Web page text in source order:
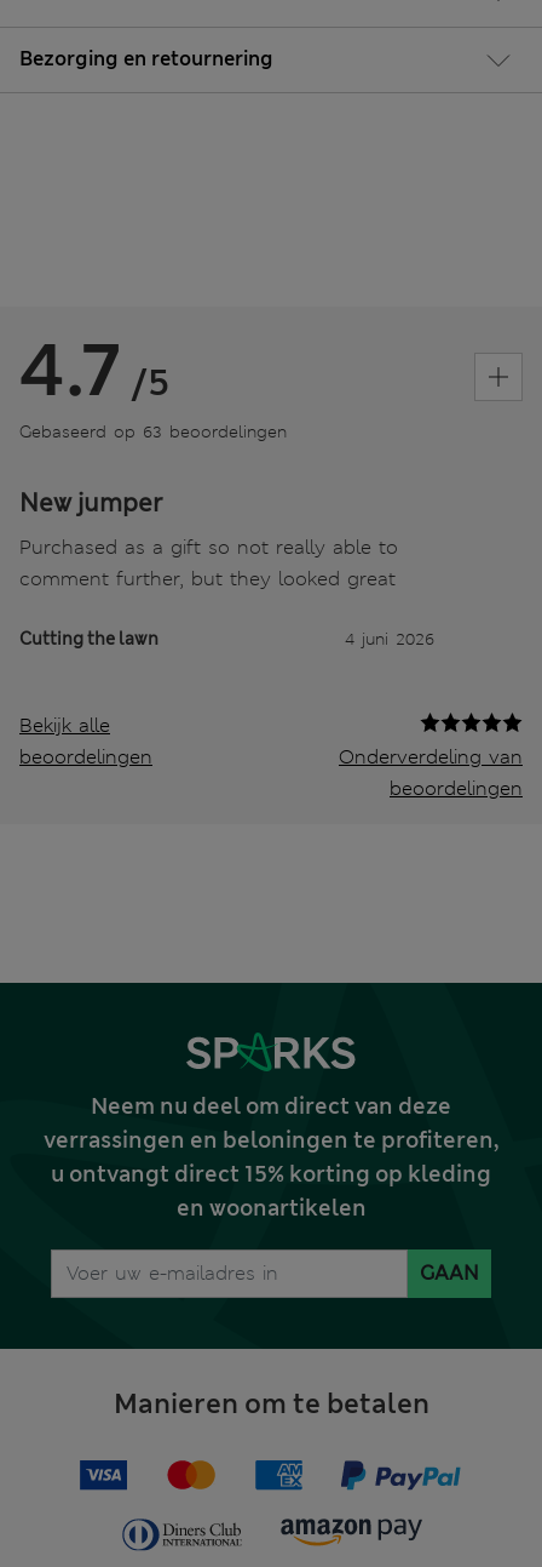
Bezorging en retournering
4.7 /5
Gebaseerd op 63 beoordelingen
New jumper
Purchased as a gift so not really able to
comment further, but they looked great
Cutting the lawn 4 juni 2026
Bekijk alle
beoordelingen
Onderverdeling van
beoordelingen
Neem nu deel om direct van deze
verrassingen en beloningen te profiteren,
u ontvangt direct 15% korting op kleding
en woonartikelen
GAAN
Manieren om te betalen